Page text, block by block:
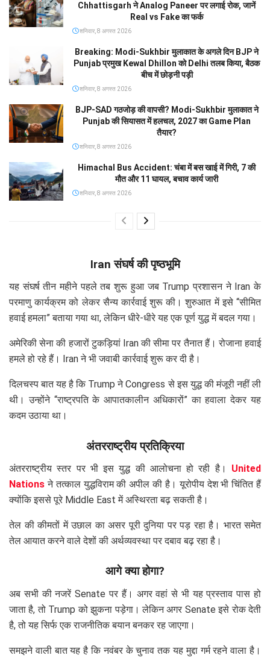
Chhattisgarh ने Analog Paneer पर लगाई रोक, जानें
Real vs Fake का फर्क
शनिवार, 8 अगस्त 2026
Breaking: Modi-Sukhbir मुलाकात के अगले दिन BJP ने
Punjab प्रमुख Kewal Dhillon को Delhi तलब किया, बैठक
बीच में छोड़नी पड़ी
शनिवार, 8 अगस्त 2026
BJP-SAD गठजोड़ की वापसी? Modi-Sukhbir मुलाकात ने
Punjab की सियासत में हलचल, 2027 का Game Plan
तैयार?
शनिवार, 8 अगस्त 2026
Himachal Bus Accident: चंबा में बस खाई में गिरी, 7 की
मौत और 11 घायल, बचाव कार्य जारी
शनिवार, 8 अगस्त 2026
Iran संघर्ष की पृष्ठभूमि
यह संघर्ष तीन महीने पहले तब शुरू हुआ जब Trump प्रशासन ने Iran के
परमाणु कार्यक्रम को लेकर सैन्य कार्रवाई शुरू की। शुरुआत में इसे “सीमित
हवाई हमला” बताया गया था, लेकिन धीरे-धीरे यह एक पूर्ण युद्ध में बदल गया।
अमेरिकी सेना की हजारों टुकड़ियां Iran की सीमा पर तैनात हैं। रोजाना हवाई
हमले हो रहे हैं। Iran ने भी जवाबी कार्रवाई शुरू कर दी है।
दिलचस्प बात यह है कि Trump ने Congress से इस युद्ध की मंजूरी नहीं ली
थी। उन्होंने “राष्ट्रपति के आपातकालीन अधिकारों” का हवाला देकर यह
कदम उठाया था।
अंतरराष्ट्रीय प्रतिक्रिया
अंतरराष्ट्रीय स्तर पर भी इस युद्ध की आलोचना हो रही है। United
Nations ने तत्काल युद्धविराम की अपील की है। यूरोपीय देश भी चिंतित हैं
क्योंकि इससे पूरे Middle East में अस्थिरता बढ़ सकती है।
तेल की कीमतों में उछाल का असर पूरी दुनिया पर पड़ रहा है। भारत समेत
तेल आयात करने वाले देशों की अर्थव्यवस्था पर दबाव बढ़ रहा है।
आगे क्या होगा?
अब सभी की नजरें Senate पर हैं। अगर वहां से भी यह प्रस्ताव पास हो
जाता है, तो Trump को झुकना पड़ेगा। लेकिन अगर Senate इसे रोक देती
है, तो यह सिर्फ एक राजनीतिक बयान बनकर रह जाएगा।
समझने वाली बात यह है कि नवंबर के चुनाव तक यह मुद्दा गर्म रहने वाला है।